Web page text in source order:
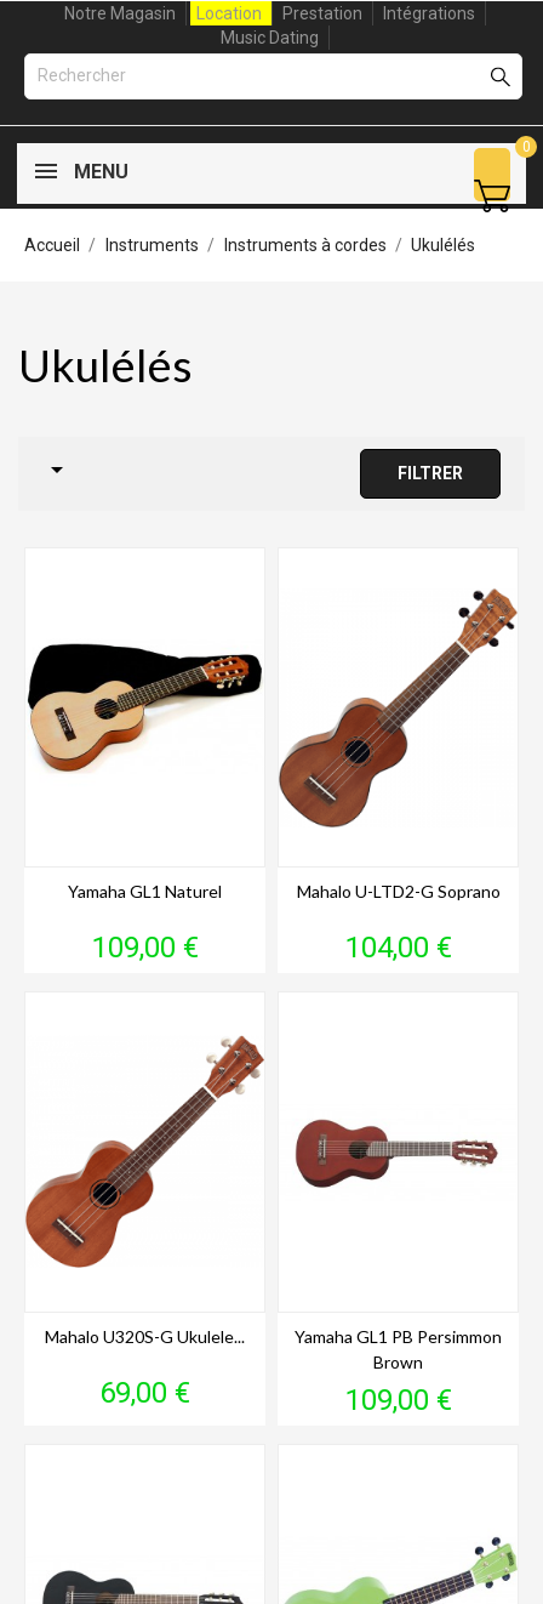
Notre Magasin Location Prestation
Intégrations
Music Dating
MENU
0
Accueil Instruments Instruments à cordes Ukulélés
Ukulélés
 FILTRER
Yamaha GL1 Naturel
Prix
109,00 €
Mahalo U-LTD2-G Soprano
Prix
104,00 €
Mahalo U320S-G Ukulele...
Prix
69,00 €
Yamaha GL1 PB Persimmon
Brown
Prix
109,00 €